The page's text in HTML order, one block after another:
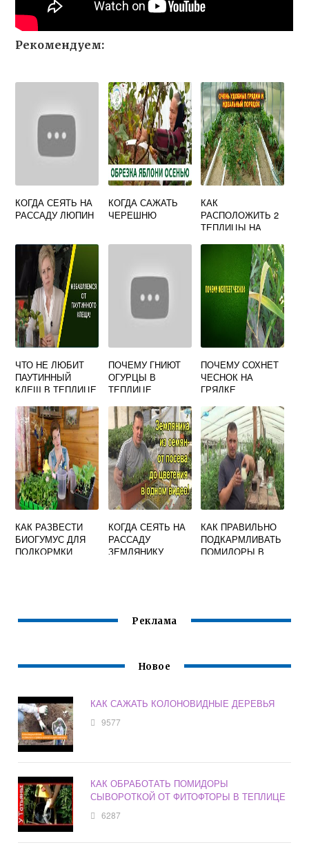
Рекомендуем:
КОГДА СЕЯТЬ НА
РАССАДУ ЛЮПИН
КОГДА САЖАТЬ
ЧЕРЕШНЮ
КАК
РАСПОЛОЖИТЬ 2
ТЕПЛИЦЫ НА
ЧТО НЕ ЛЮБИТ
ПАУТИННЫЙ
КЛЕЩ В ТЕПЛИЦЕ
ПОЧЕМУ ГНИЮТ
ОГУРЦЫ В
ТЕПЛИЦЕ
ЧТО НУЖНО
ДЕЛАТЬ
ПОЧЕМУ СОХНЕТ
ЧЕСНОК НА
ГРЯДКЕ
КАК РАЗВЕСТИ
БИОГУМУС ДЛЯ
ПОДКОРМКИ
КОГДА СЕЯТЬ НА
РАССАДУ
ЗЕМЛЯНИКУ
КАК ПРАВИЛЬНО
ПОДКАРМЛИВАТЬ
ПОМИДОРЫ В
Реклама
Новое
КАК САЖАТЬ КОЛОНОВИДНЫЕ ДЕРЕВЬЯ
9577
КАК ОБРАБОТАТЬ ПОМИДОРЫ
СЫВОРОТКОЙ ОТ ФИТОФТОРЫ В ТЕПЛИЦЕ
6287